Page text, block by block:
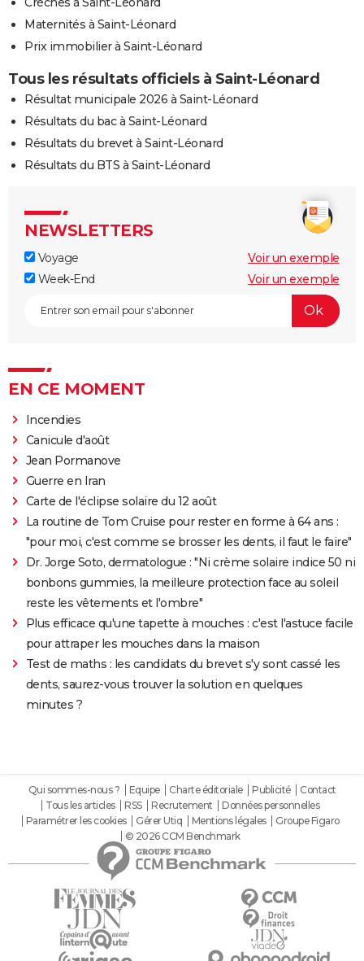
Maternités à Saint-Léonard
Prix immobilier à Saint-Léonard
Tous les résultats officiels à Saint-Léonard
Résultat municipale 2026 à Saint-Léonard
Résultats du bac à Saint-Léonard
Résultats du brevet à Saint-Léonard
Résultats du BTS à Saint-Léonard
NEWSLETTERS
Voyage
Voir un exemple
Week-End
Voir un exemple
EN CE MOMENT
Incendies
Canicule d'août
Jean Pormanove
Guerre en Iran
Carte de l'éclipse solaire du 12 août
La routine de Tom Cruise pour rester en forme à 64 ans :
"pour moi, c'est comme se brosser les dents, il faut le faire"
Dr. Jorge Soto, dermatologue : "Ni crème solaire indice 50 ni
bonbons gummies, la meilleure protection face au soleil
reste les vêtements et l'ombre"
Plus efficace qu'une tapette à mouches : c'est l'astuce facile
pour attraper les mouches dans la maison
Test de maths : les candidats du brevet s'y sont cassé les
dents, saurez-vous trouver la solution en quelques
minutes ?
Qui sommes-nous ? Equipe Charte éditoriale Publicité
Contact
Tous les articles
RSS Recrutement
Données personnelles
Paramétrer les cookies
Gérer Utiq Mentions légales
Groupe Figaro
© 2026 CCM Benchmark